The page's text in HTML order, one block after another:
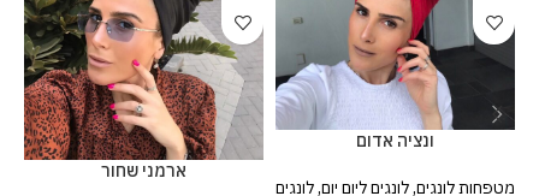
ונציה אדום
מטפחות לונגים,לונגים ליום יום,לונגים
ארמני שחור